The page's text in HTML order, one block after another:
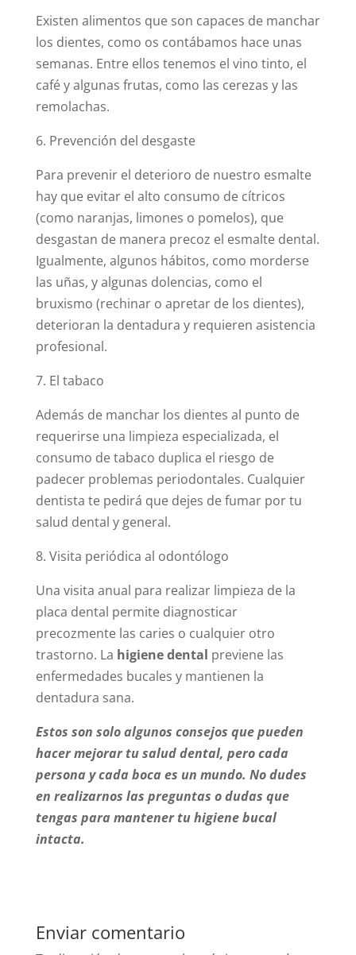
Existen alimentos que son capaces de manchar
los dientes, como os contábamos hace unas
semanas. Entre ellos tenemos el vino tinto, el
café y algunas frutas, como las cerezas y las
remolachas.
6. Prevención del desgaste
Para prevenir el deterioro de nuestro esmalte
hay que evitar el alto consumo de cítricos
(como naranjas, limones o pomelos), que
desgastan de manera precoz el esmalte dental.
Igualmente, algunos hábitos, como morderse
las uñas, y algunas dolencias, como el
bruxismo (rechinar o apretar de los dientes),
deterioran la dentadura y requieren asistencia
profesional.
7. El tabaco
Además de manchar los dientes al punto de
requerirse una limpieza especializada, el
consumo de tabaco duplica el riesgo de
padecer problemas periodontales. Cualquier
dentista te pedirá que dejes de fumar por tu
salud dental y general.
8. Visita periódica al odontólogo
Una visita anual para realizar limpieza de la
placa dental permite diagnosticar
precozmente las caries o cualquier otro
trastorno. La higiene dental previene las
enfermedades bucales y mantienen la
dentadura sana.
Estos son solo algunos consejos que pueden
hacer mejorar tu salud dental, pero cada
persona y cada boca es un mundo. No dudes
en realizarnos las preguntas o dudas que
tengas para mantener tu higiene bucal
intacta.
Enviar comentario